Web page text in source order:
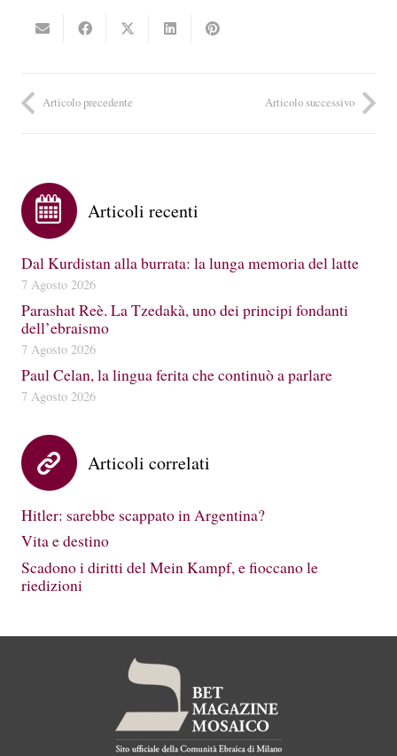
Articolo precedente Articolo successivo
Articoli recenti
Dal Kurdistan alla burrata: la lunga memoria del latte
7 Agosto 2026
Parashat Reè. La Tzedakà, uno dei principi fondanti
dell’ebraismo
7 Agosto 2026
Paul Celan, la lingua ferita che continuò a parlare
7 Agosto 2026
Articoli correlati
Hitler: sarebbe scappato in Argentina?
Vita e destino
Scadono i diritti del Mein Kampf, e fioccano le
riedizioni